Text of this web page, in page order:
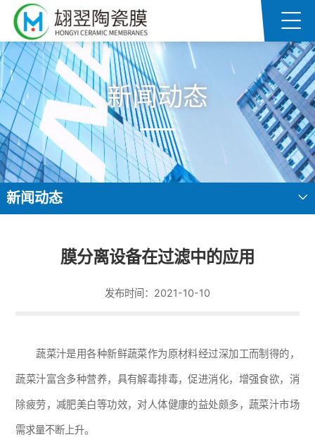
新闻动态
新闻动态
膜分离设备在过滤中的应用
发布时间：2021-10-10
蔬菜汁是用各种新鲜蔬菜作为原材料经过深加工而制得的，
蔬菜汁富含多种营养，具有解毒排毒，促进消化，增强食欲，消
除疲劳，减肥美白等功效，对人体健康的益处颇多，蔬菜汁市场
需求量不断上升。